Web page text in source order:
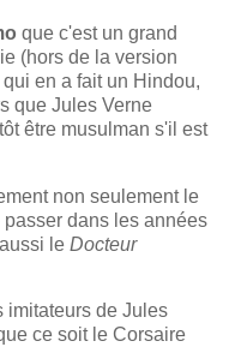
que c'est un grand
(hors de la version
en a fait un Hindou,
que Jules Verne
être musulman s'il est
non seulement le
passer dans les années
le Docteur
imitateurs de Jules
ce soit le Corsaire